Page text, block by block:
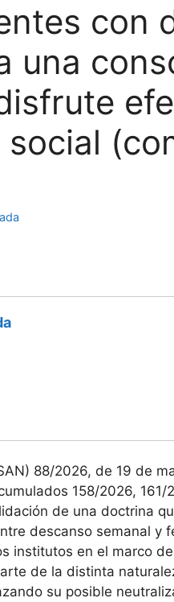
con
una
88/2026, de 19 de
158/2026, 161/
de una doctrina
descanso semanal y
institutos en el marco
de la distinta
su posible